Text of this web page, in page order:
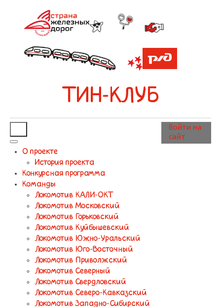
ТИН-КЛУБ
О проекте
История проекта
Конкурсная программа
Команды
Локомотив КАЛИ-ОКТ
Локомотив Московский
Локомотив Горьковский
Локомотив Куйбышевский
Локомотив Южно-Уральский
Локомотив Юго-Восточный
Локомотив Приволжский
Локомотив Северный
Локомотив Свердловский
Локомотив Северо-Кавказский
Локомотив Западно-Сибирский
Войти на
сайт